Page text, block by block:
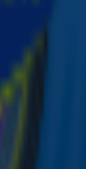
laatste nieuws
met daarin
of in
Je kunt je
informatie de